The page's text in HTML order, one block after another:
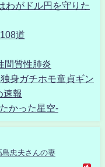
わがドル円を守りた
道
間質性肺炎
身ガチホモ童貞ギン
速報
かった星空-
島忠夫さんの妻